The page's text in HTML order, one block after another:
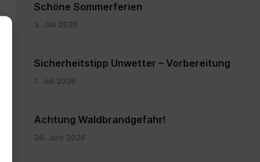
Schöne Sommerferien
3. Juli 2026
Sicherheitstipp Unwetter – Vorbereitung
1. Juli 2026
Achtung Waldbrandgefahr!
26. Juni 2026